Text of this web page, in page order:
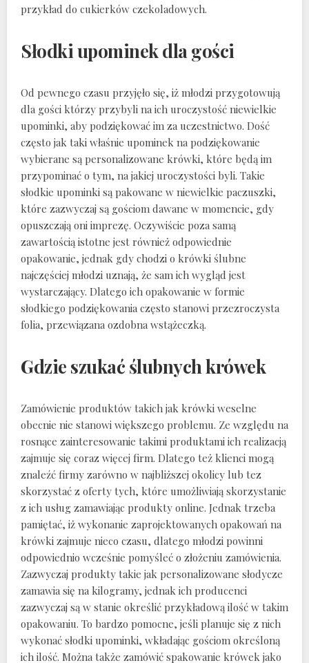
przykład do cukierków czekoladowych.
Słodki upominek dla gości
Od pewnego czasu przyjęło się, iż młodzi przygotowują
dla gości którzy przybyli na ich uroczystość niewielkie
upominki, aby podziękować im za uczestnictwo. Dość
często jak taki właśnie upominek na podziękowanie
wybierane są personalizowane krówki, które będą im
przypominać o tym, na jakiej uroczystości byli. Takie
słodkie upominki są pakowane w niewielkie paczuszki,
które zazwyczaj są gościom dawane w momencie, gdy
opuszczają oni imprezę. Oczywiście poza samą
zawartością istotne jest również odpowiednie
opakowanie, jednak gdy chodzi o krówki ślubne
najczęściej młodzi uznają, że sam ich wygląd jest
wystarczający. Dlatego ich opakowanie w formie
słodkiego podziękowania często stanowi przezroczysta
folia, przewiązana ozdobna wstążeczką.
Gdzie szukać ślubnych krówek
Zamówienie produktów takich jak krówki weselne
obecnie nie stanowi większego problemu. Ze względu na
rosnące zainteresowanie takimi produktami ich realizacją
zajmuje się coraz więcej firm. Dlatego też klienci mogą
znaleźć firmy zarówno w najbliższej okolicy lub tez
skorzystać z oferty tych, które umożliwiają skorzystanie
z ich usług zamawiając produkty online. Jednak trzeba
pamiętać, iż wykonanie zaprojektowanych opakowań na
krówki zajmuje nieco czasu, dlatego młodzi powinni
odpowiednio wcześnie pomyśleć o złożeniu zamówienia.
Zazwyczaj produkty takie jak personalizowane słodycze
zamawia się na kilogramy, jednak ich producenci
zazwyczaj są w stanie określić przykładową ilość w takim
opakowaniu. To bardzo pomocne, jeśli planuje się z nich
wykonać słodki upominki, wkładając gościom określoną
ich ilość. Można także zamówić spakowanie krówek jako